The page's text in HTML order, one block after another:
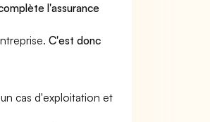
l'assurance
C'est donc
cas d'exploitation et